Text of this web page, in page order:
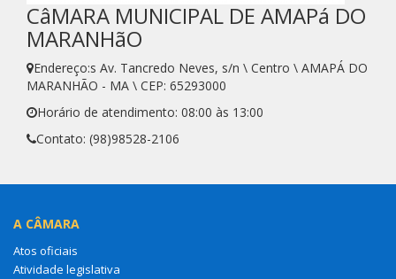
CâMARA MUNICIPAL DE AMAPá DO
MARANHãO
Endereço:s Av. Tancredo Neves, s/n \ Centro \ AMAPÁ DO
MARANHÃO - MA \ CEP: 65293000
Horário de atendimento: 08:00 às 13:00
Contato: (98)98528-2106
A CÂMARA
Atos oficiais
Atividade legislativa